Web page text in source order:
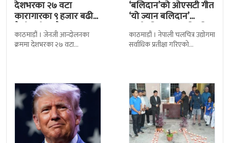
देशभरका २७ वटा
कारागारका ९ हजार बढी
कैदीबन्दी अझै फरार
काठमाडौं । जेनजी आन्दोलनका
क्रममा देशभरका २७ वटा
‘बलिदान’को ओएसटी गीत
‘यो ज्यान बलिदान’
सार्वजनिक, मातृभूमिप्रति
पुत्रको भावनात्मक…
काठमाडौं । नेपाली चलचित्र उद्योगमा
सर्वाधिक प्रतीक्षा गरिएको